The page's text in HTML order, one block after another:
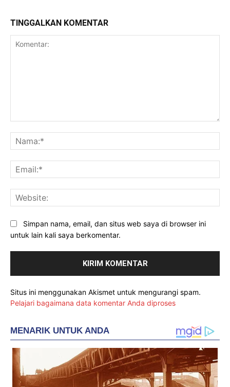
TINGGALKAN KOMENTAR
Simpan nama, email, dan situs web saya di browser ini
untuk lain kali saya berkomentar.
Situs ini menggunakan Akismet untuk mengurangi spam.
Pelajari bagaimana data komentar Anda diproses